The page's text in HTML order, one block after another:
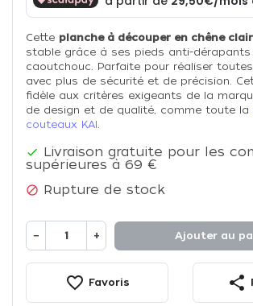
Cette planche à découper en chêne clair
stable grâce à ses pieds anti-dérapants
caoutchouc. Parfaite pour réaliser
avec plus de sécurité et de précision.
fidèle aux critères exigeants de la
de design et de qualité, comme toute la
couteaux KAI
 Livraison gratuite pour les
supérieures à 69 €
 Rupture de stock
− + Ajouter au
favorite_border Favoris share